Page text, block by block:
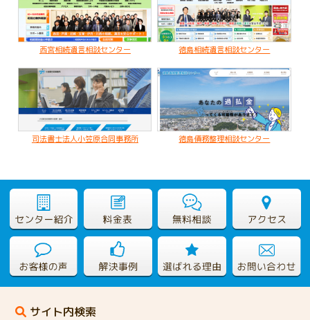
2020.02.19
亡くなった父名義の不動産が不明なケース
サイト内検索
西宮相続遺言相談センター 徳島相続遺言相談センター
司法書士法人小笠原合同事務所 徳島債務整理相談センター